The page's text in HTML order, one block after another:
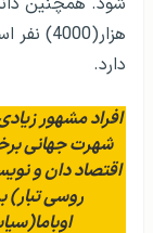
دارد.
افراد مشهور
شهرت جهانی
اقتصاد دان و
روسی تبار)